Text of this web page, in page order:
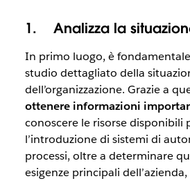
1. Analizza la
In primo luogo, è
studio dettagliato della
dell’organizzazione. Grazie a
ottenere informazioni
conoscere le risorse disponibili
l’introduzione di sistemi di
processi, oltre a determinare
esigenze principali